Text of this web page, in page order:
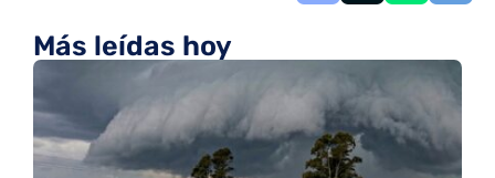
Más leídas hoy